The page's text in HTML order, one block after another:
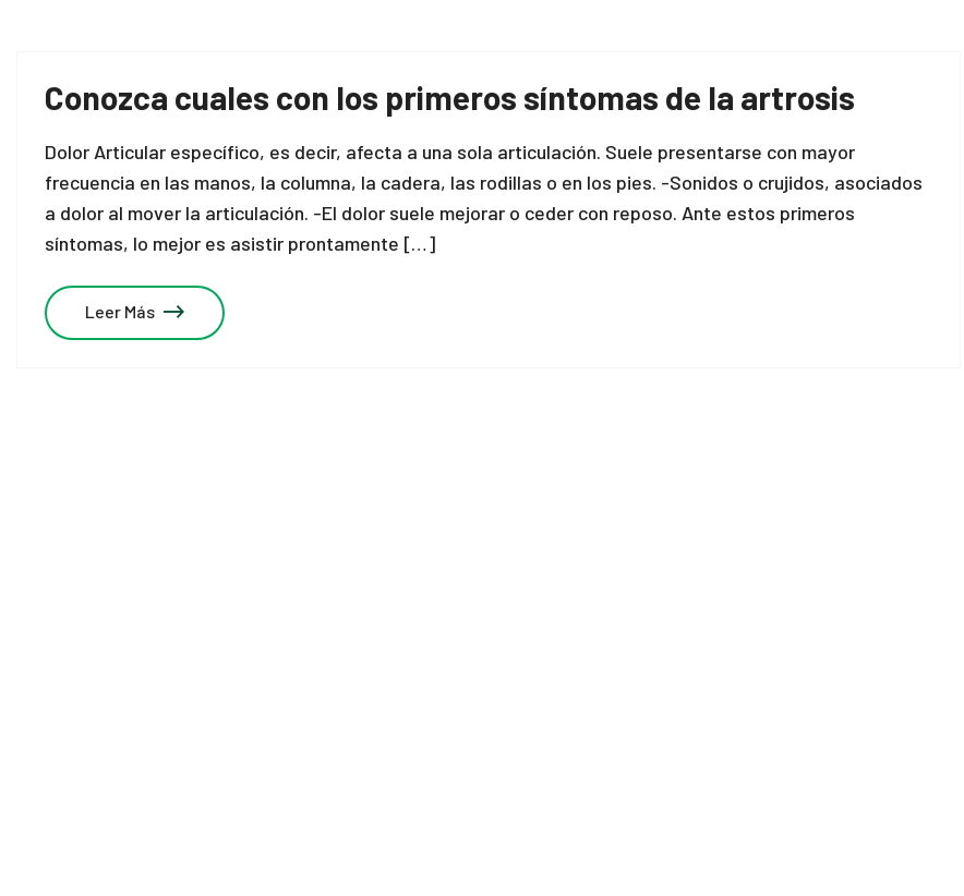
Conozca cuales con los primeros síntomas de la artrosis
Dolor Articular específico, es decir, afecta a una sola articulación. Suele presentarse con mayor
frecuencia en las manos, la columna, la cadera, las rodillas o en los pies. -Sonidos o crujidos, asociados
a dolor al mover la articulación. -El dolor suele mejorar o ceder con reposo. Ante estos primeros
síntomas, lo mejor es asistir prontamente […]
Leer Más